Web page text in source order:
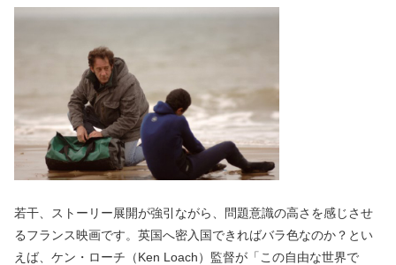
若干、ストーリー展開が強引ながら、問題意識の高さを感じさせ
るフランス映画です。英国へ密入国できればバラ色なのか？とい
えば、ケン・ローチ（Ken Loach）監督が「この自由な世界で